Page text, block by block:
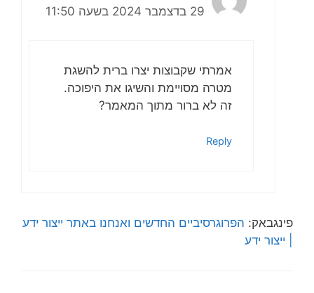
29 בדצמבר 2024 בשעה 11:50
אמרתי שקבוצות יצרו ברית להשגת
מטרה מסויימת והשיגו את היפוכה.
זה לא ברור מתוך המאמר?
Reply
פינגבאק: הפרוגרסיביים החדשים ואנחנו באתר ייצור ידע
| ייצור ידע